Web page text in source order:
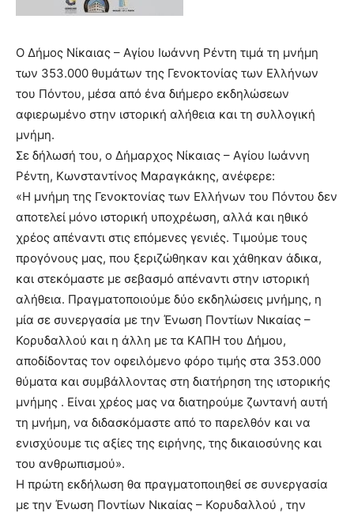
Ο Δήμος Νίκαιας – Αγίου Ιωάννη Ρέντη τιμά τη μνήμη
των 353.000 θυμάτων της Γενοκτονίας των Ελλήνων
του Πόντου, μέσα από ένα διήμερο εκδηλώσεων
αφιερωμένο στην ιστορική αλήθεια και τη συλλογική
μνήμη.
Σε δήλωσή του, ο Δήμαρχος Νίκαιας – Αγίου Ιωάννη
Ρέντη, Κωνσταντίνος Μαραγκάκης, ανέφερε:
«Η μνήμη της Γενοκτονίας των Ελλήνων του Πόντου δεν
αποτελεί μόνο ιστορική υποχρέωση, αλλά και ηθικό
χρέος απέναντι στις επόμενες γενιές. Τιμούμε τους
προγόνους μας, που ξεριζώθηκαν και χάθηκαν άδικα,
και στεκόμαστε με σεβασμό απέναντι στην ιστορική
αλήθεια. Πραγματοποιούμε δύο εκδηλώσεις μνήμης, η
μία σε συνεργασία με την Ένωση Ποντίων Νικαίας –
Κορυδαλλού και η άλλη με τα ΚΑΠΗ του Δήμου,
αποδίδοντας τον οφειλόμενο φόρο τιμής στα 353.000
θύματα και συμβάλλοντας στη διατήρηση της ιστορικής
μνήμης . Είναι χρέος μας να διατηρούμε ζωντανή αυτή
τη μνήμη, να διδασκόμαστε από το παρελθόν και να
ενισχύουμε τις αξίες της ειρήνης, της δικαιοσύνης και
του ανθρωπισμού».
Η πρώτη εκδήλωση θα πραγματοποιηθεί σε συνεργασία
με την Ένωση Ποντίων Νικαίας – Κορυδαλλού , την